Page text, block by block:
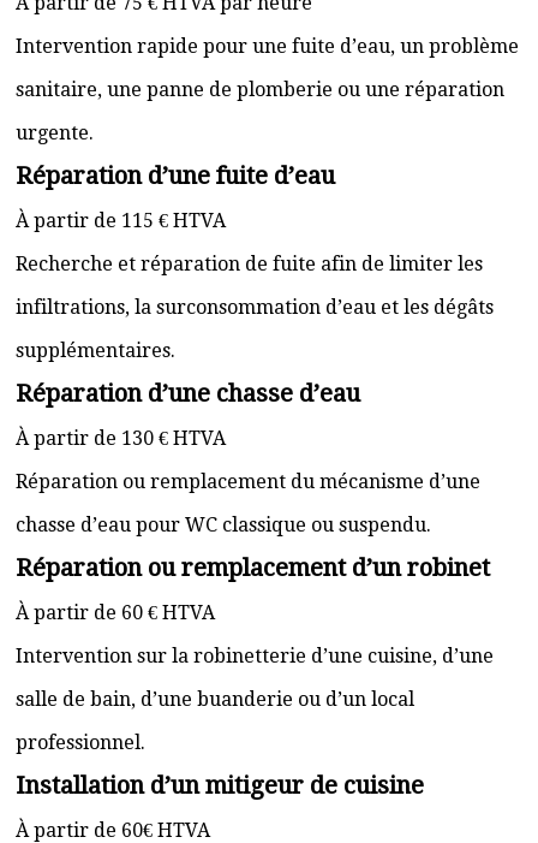
Intervention rapide pour une fuite d’eau, un problème
sanitaire, une panne de plomberie ou une réparation
urgente.
Réparation d’une fuite d’eau
À partir de 115 € HTVA
Recherche et réparation de fuite afin de limiter les
infiltrations, la surconsommation d’eau et les dégâts
supplémentaires.
Réparation d’une chasse d’eau
À partir de 130 € HTVA
Réparation ou remplacement du mécanisme d’une
chasse d’eau pour WC classique ou suspendu.
Réparation ou remplacement d’un robinet
À partir de 60 € HTVA
Intervention sur la robinetterie d’une cuisine, d’une
salle de bain, d’une buanderie ou d’un local
professionnel.
Installation d’un mitigeur de cuisine
À partir de 60€ HTVA